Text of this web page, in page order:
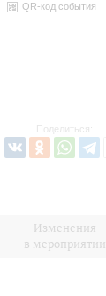
QR-код события
Поделиться:
Изменения
в мероприятии